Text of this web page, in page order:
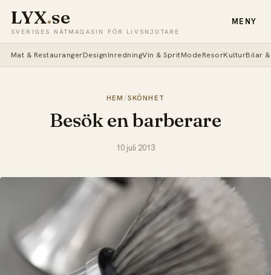
LYX.se
SVERIGES NÄTMAGASIN FÖR LIVSNJUTARE
MENY
Mat & RestaurangerDesignInredningVin & SpritModeResorKulturBilar
HEM /SKÖNHET
Besök en barberare
10 juli 2013